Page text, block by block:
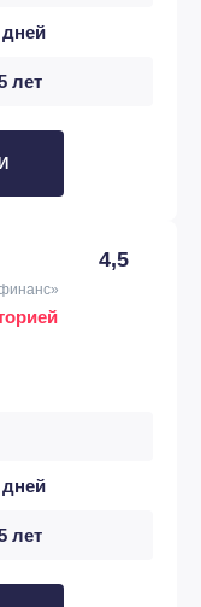
дней
лет
4,5
дней
лет